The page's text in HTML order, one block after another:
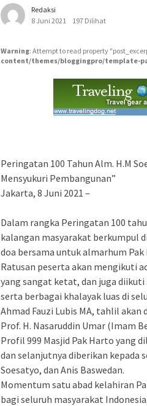
Redaksi
8 Juni 2021
197 Dilihat
Warning: Attempt to read property
content/themes/bloggingpro/template-
Peringatan 100 Tahun Alm. H.M
Mensyukuri Pembangunan”
Jakarta, 8 Juni 2021 –
Dalam rangka Peringatan 100
kalangan masyarakat berkumpul
doa bersama untuk almarhum
Ratusan peserta akan mengikuti
yang sangat ketat, dan juga
serta berbagai khalayak luas di
Ahmad Fauzi Lubis MA, tahlil
Prof. H. Nasaruddin Umar (Imam
Profil 999 Masjid Pak Harto yang
dan selanjutnya diberikan kepada
Soesatyo, dan Anis Baswedan.
Momentum satu abad kelahiran
bagi seluruh masyarakat